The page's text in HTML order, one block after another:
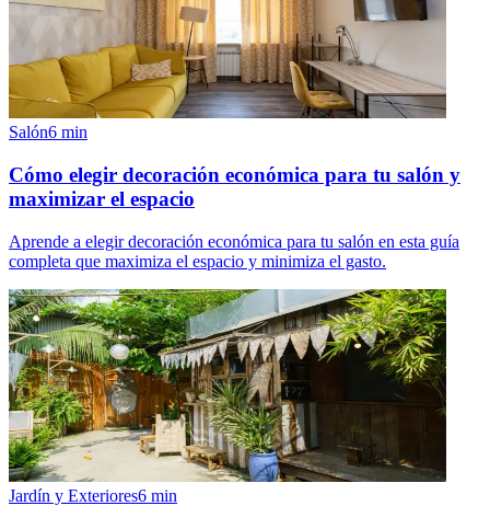
Salón6 min
Cómo elegir decoración económica para tu salón y
maximizar el espacio
Aprende a elegir decoración económica para tu salón en esta guía
completa que maximiza el espacio y minimiza el gasto.
Jardín y Exteriores6 min